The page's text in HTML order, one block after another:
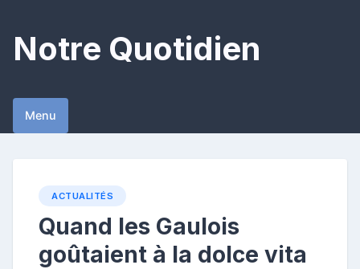
content
Notre Quotidien
Menu
ACTUALITÉS
Quand les Gaulois
goûtaient à la dolce vita